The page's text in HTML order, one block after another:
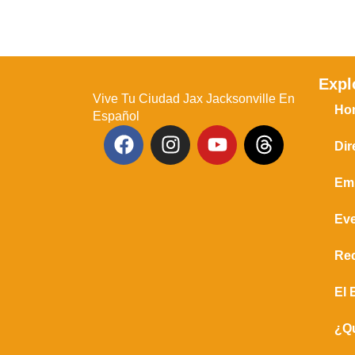
Vive Tu Ciudad Jax Jacksonville En
Español
El